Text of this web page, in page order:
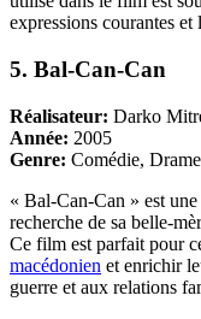
expressions courantes et
5. Bal-Can-Can
Réalisateur: Darko
Année: 2005
Genre: Comédie,
« Bal-Can-Can » est
recherche de sa belle-
Ce film est parfait pour
macédonien et enrichir
guerre et aux relations